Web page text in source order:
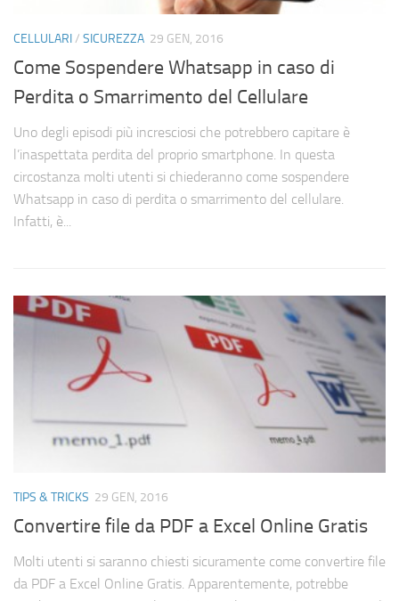
CELLULARI/ SICUREZZA 29 GEN, 2016
Come Sospendere Whatsapp in caso di
Perdita o Smarrimento del Cellulare
Uno degli episodi più incresciosi che potrebbero capitare è
l’inaspettata perdita del proprio smartphone. In questa
circostanza molti utenti si chiederanno come sospendere
Whatsapp in caso di perdita o smarrimento del cellulare.
Infatti, è...
TIPS & TRICKS 29 GEN, 2016
Convertire file da PDF a Excel Online Gratis
Molti utenti si saranno chiesti sicuramente come convertire file
da PDF a Excel Online Gratis. Apparentemente, potrebbe